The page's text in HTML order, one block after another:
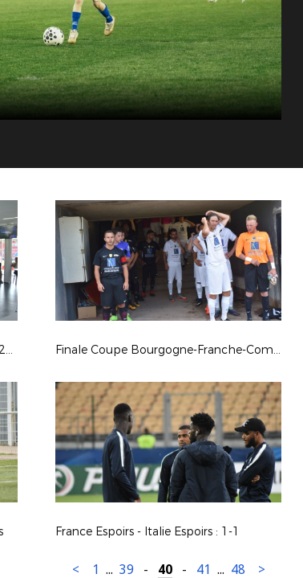
Soirée du Fair-Play et des Champions 2018 Finale Coupe Bourgogne-Franche-Comté Séniors 2018
France Espoirs - Italie Espoirs : 1-1
< 1 ... 39 - 40 - 41 ... 48 >